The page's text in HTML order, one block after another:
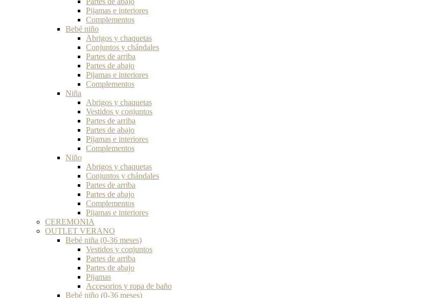
Pijamas e interiores
Complementos
Bebé niño
Abrigos y chaquetas
Conjuntos y chándales
Partes de arriba
Partes de abajo
Pijamas e interiores
Complementos
Niña
Abrigos y chaquetas
Vestidos y conjuntos
Partes de arriba
Partes de abajo
Pijamas e interiores
Complementos
Niño
Abrigos y chaquetas
Conjuntos y chándales
Partes de arriba
Partes de abajo
Complementos
Pijamas e interiores
CEREMONIA
OUTLET VERANO
Bebé niña (0-36 meses)
Vestidos y conjuntos
Partes de arriba
Partes de abajo
Pijamas
Accesorios y ropa de baño
Bebé niño (0-36 meses)